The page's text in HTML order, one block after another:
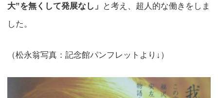
大”を無くして発展なし」 と考え、超人的な働きをしま
した。
（松永翁写真：記念館パンフレットより↓）